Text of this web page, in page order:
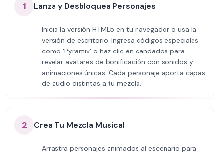
1 Lanza y Desbloquea Personajes
Inicia la versión HTML5 en tu navegador o usa la
versión de escritorio. Ingresa códigos especiales
como 'Pyramix' o haz clic en candados para
revelar avatares de bonificación con sonidos y
animaciones únicas. Cada personaje aporta capas
de audio distintas a tu mezcla.
2 Crea Tu Mezcla Musical
Arrastra personajes animados al escenario para